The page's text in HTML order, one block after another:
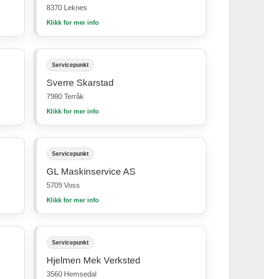
8370 Leknes
Klikk for mer info
Servicepunkt
Sverre Skarstad
7980 Terråk
Klikk for mer info
Servicepunkt
GL Maskinservice AS
5709 Voss
Klikk for mer info
Servicepunkt
Hjelmen Mek Verksted
3560 Hemsedal